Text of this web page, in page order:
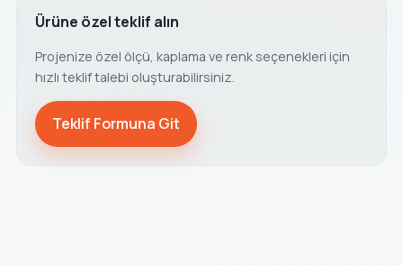
Ürüne özel teklif alın
Projenize özel ölçü, kaplama ve renk seçenekleri için
hızlı teklif talebi oluşturabilirsiniz.
Teklif Formuna Git